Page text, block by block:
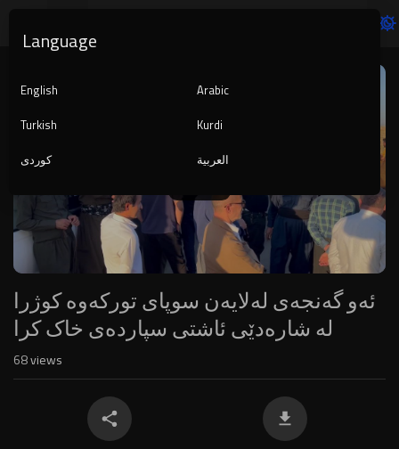
Player
auto
ئەو گەنجەی لەلایەن سوپای تورکەوە کوژرا
لە شارەدێی ئاشتی سپاردەی خاک کرا
68views
Language
English
Arabic
Turkish
Kurdi
کوردی
العربية